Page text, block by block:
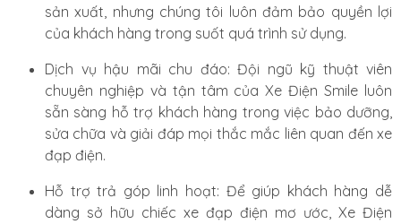
sản xuất, nhưng chúng tôi luôn đảm bảo quyền lợi
của khách hàng trong suốt quá trình sử dụng.
Dịch vụ hậu mãi chu đáo: Đội ngũ kỹ thuật viên
chuyên nghiệp và tận tâm của Xe Điện Smile luôn
sẵn sàng hỗ trợ khách hàng trong việc bảo dưỡng,
sửa chữa và giải đáp mọi thắc mắc liên quan đến xe
đạp điện.
Hỗ trợ trả góp linh hoạt: Để giúp khách hàng dễ
dàng sở hữu chiếc xe đạp điện mơ ước, Xe Điện